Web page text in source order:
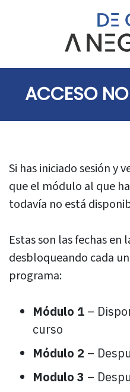
ACCESO
Si has iniciado sesión y
que el módulo al que
todavía no está
Estas son las fechas en
desbloqueando cada
programa:
Módulo 1 –
curso
Módulo 2 –
Modulo 3 –